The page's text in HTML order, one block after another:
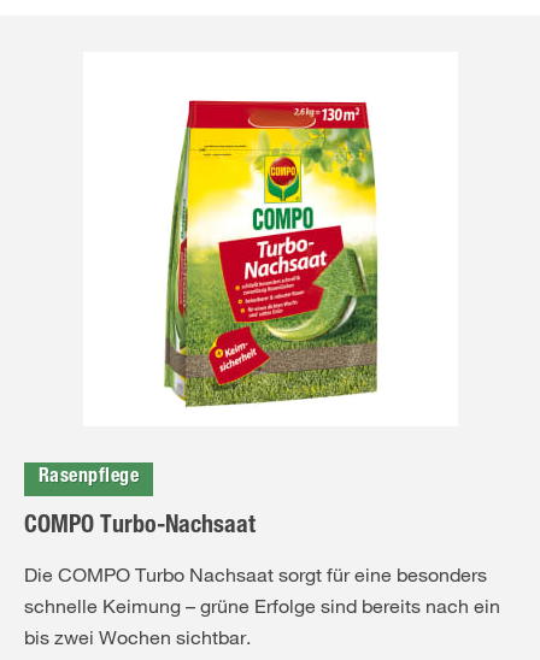
Rasenpflege
COMPO Turbo-Nachsaat
Die COMPO Turbo Nachsaat sorgt für eine besonders
schnelle Keimung – grüne Erfolge sind bereits nach ein
bis zwei Wochen sichtbar.